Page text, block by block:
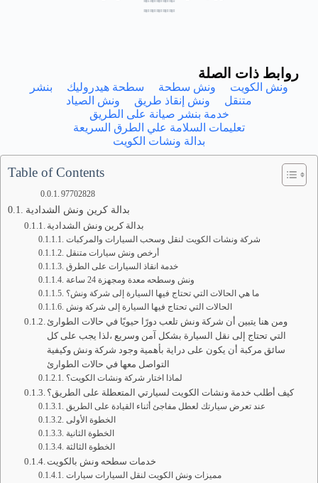
روابط ذات الصلة
ونش الكويت ونش سطحة سطحة هيدروليك
بنشر
متنقل
ونش إنقاذ طريق
ونش الصياد
خدمة بنشر صيانة على الطريق
تعليمات السلامة علي الطرق السريعة
بدالة ونشات الكويت
Table of Contents
97702828
بدالة كرين ونش الشدادية
بدالة كرين ونش الشدادية
شركة ونشات الكويت لنقل وسحب السيارات والمركبات
أرخص ونش سيارات متنقل
خدمة انقاذ السيارات على الطرق
ونش وسطحه معدة ومجهزة 24 ساعة
ما هي الحالات التي تحتاج فيها السيارة إلى شركة ونش؟
الحالات التي تحتاج فيها السيارة إلى شركة ونش
ومن هنا يتبين أن شركة ونش تلعب دورًا حيويًا في حالات الطوارئ
التي تحتاج إلى نقل السيارة بشكل آمن وسريع ،لذا يجب على كل
سائق مركبة أن يكون على دراية بأهمية وجود شركة ونش وكيفية
التواصل معها في حالات الطوارئ
لماذا اختار شركة ونشات الكويت؟
كيف أطلب خدمة ونشات الكويت لسيارتي المتعطلة على الطريق؟
عند تعرض سيارتك لعطل مفاجئ أثناء القيادة على الطريق
الخطوة الأولى
الخطوة الثانية
الخطوة الثالثة
خدمات سطحه ونش بالكويت
مميزات ونش الكويت لنقل السيارات سيارات